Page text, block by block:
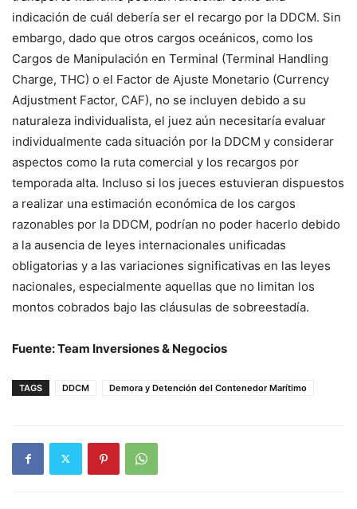
indicación de cuál debería ser el recargo por la DDCM. Sin
embargo, dado que otros cargos oceánicos, como los
Cargos de Manipulación en Terminal (Terminal Handling
Charge, THC) o el Factor de Ajuste Monetario (Currency
Adjustment Factor, CAF), no se incluyen debido a su
naturaleza individualista, el juez aún necesitaría evaluar
individualmente cada situación por la DDCM y considerar
aspectos como la ruta comercial y los recargos por
temporada alta. Incluso si los jueces estuvieran dispuestos
a realizar una estimación económica de los cargos
razonables por la DDCM, podrían no poder hacerlo debido
a la ausencia de leyes internacionales unificadas
obligatorias y a las variaciones significativas en las leyes
nacionales, especialmente aquellas que no limitan los
montos cobrados bajo las cláusulas de sobreestadía.
Fuente: Team Inversiones & Negocios
TAGS DDCM Demora y Detención del Contenedor Marítimo